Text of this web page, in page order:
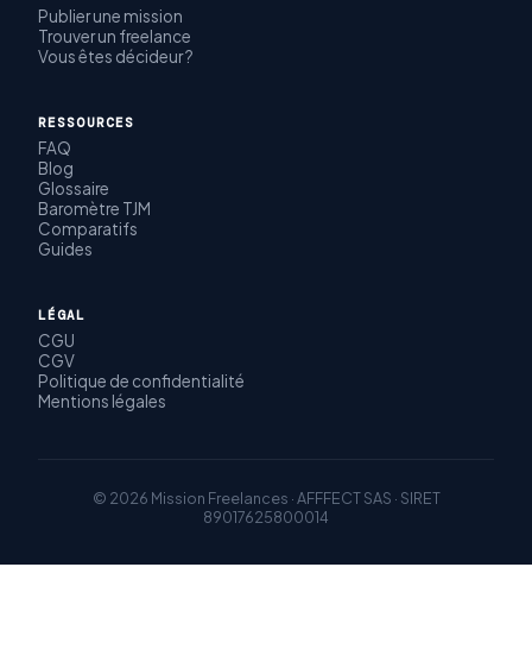
Publier une mission
Trouver un freelance
Vous êtes décideur ?
RESSOURCES
FAQ
Blog
Glossaire
Baromètre TJM
Comparatifs
Guides
LÉGAL
CGU
CGV
Politique de confidentialité
Mentions légales
© 2026 Mission Freelances · AFFFECT SAS · SIRET
89017625800014